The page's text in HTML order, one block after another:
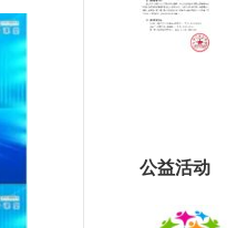
公益活动